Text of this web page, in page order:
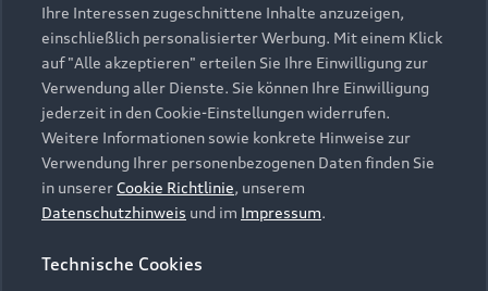
Elektromodelle
Plug-in-Hybride
Gebrauchtwagensuche
Gebrauchtwagen
Finanzierung
Aktionen & Angebote
Geschäftskunden
Saisonale Angebote
Audi Services
Garantie
Audi digital services
myAudi
Support
Kundenservice
Händlersuche
Audi Code
Über Audi
Unternehmen
Karriere
Investor Relations
Ihre Interessen zugeschnittene Inhalte anzuzeigen,
einschließlich personalisierter Werbung. Mit einem Klick
auf "Alle akzeptieren" erteilen Sie Ihre Einwilligung zur
Verwendung aller Dienste. Sie können Ihre Einwilligung
jederzeit in den Cookie-Einstellungen widerrufen.
Weitere Informationen sowie konkrete Hinweise zur
Verwendung Ihrer personenbezogenen Daten finden Sie
in unserer Cookie Richtlinie, unserem
Datenschutzhinweis und im Impressum.
Technische Cookies